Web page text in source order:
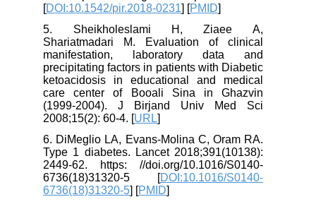
[DOI:10.1542/pir.2018-0231] [PMID
5. Sheikholeslami H, Ziaee A,
Shariatmadari M. Evaluation of clinical
manifestation, laboratory data and
precipitating factors in patients with Diabetic
ketoacidosis in educational and medical
care center of Booali Sina in Ghazvin
(1999-2004). J Birjand Univ Med Sci
2008;15(2): 60-4. [URL
6. DiMeglio LA, Evans-Molina C, Oram RA.
Type 1 diabetes. Lancet 2018;391(10138):
2449-62. https: //doi.org/10.1016/S0140-
6736(18)31320-5 [DOI:10.1016/S0140-
6736(18)31320-5] [PMID